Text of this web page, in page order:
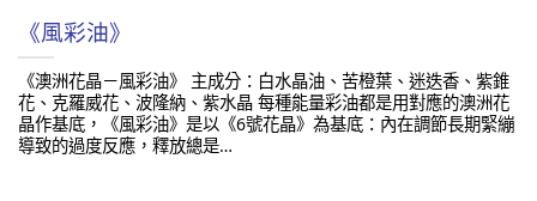
《風彩油》
《澳洲花晶－風彩油》 主成分：白水晶油、苦橙葉、迷迭香、紫錐
花、克羅威花、波隆納、紫水晶 每種能量彩油都是用對應的澳洲花
晶作基底，《風彩油》是以《6號花晶》為基底：內在調節長期緊繃
導致的過度反應，釋放總是…